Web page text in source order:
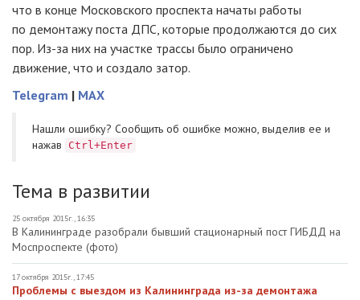
что в конце Московского проспекта начаты работы
по демонтажу поста ДПС, которые продолжаются до сих
пор. Из-за них на участке трассы было ограничено
движение, что и создало затор.
Telegram | MAX
Нашли ошибку? Cообщить об ошибке можно, выделив ее и
нажав
Ctrl+Enter
Тема в развитии
25 октября 2015г., 16:35
В Калининграде разобрали бывший стационарный пост ГИБДД на
Моспроспекте (фото)
17 октября 2015г., 17:45
Проблемы с выездом из Калининграда из-за демонтажа